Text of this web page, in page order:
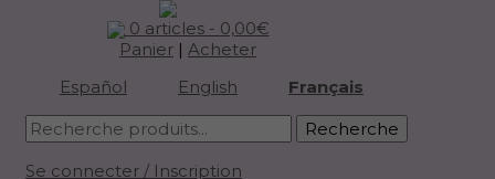
0 articles - 0,00€
Panier | Acheter
Español
English Français
Se connecter / Inscription